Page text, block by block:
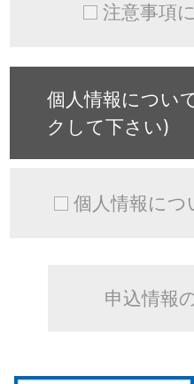
注意事項
個人情報につ
クして下さい)
個人情報につ